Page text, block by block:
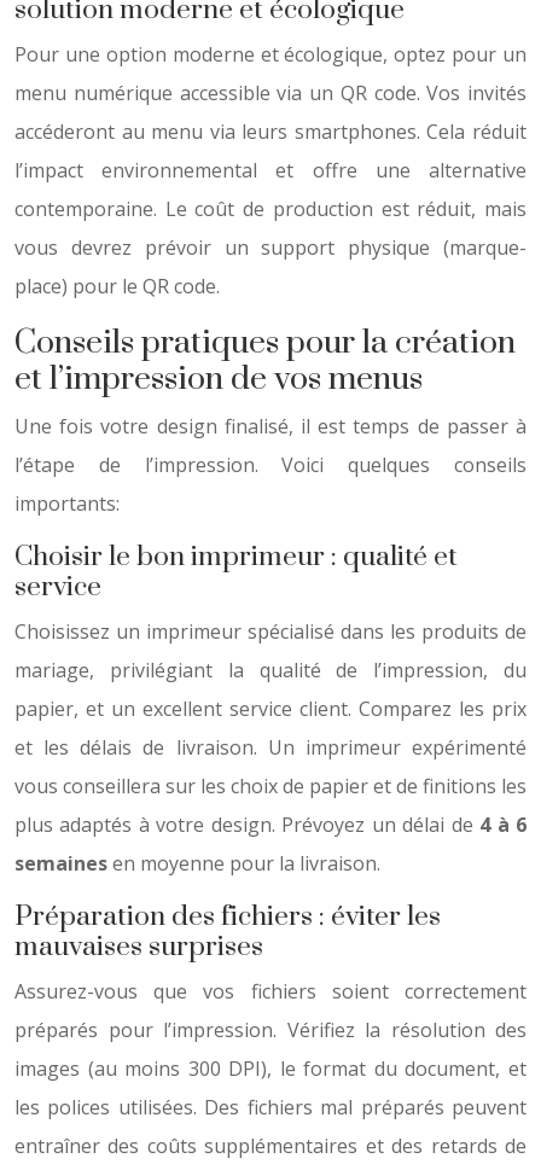
solution moderne et écologique
Pour une option moderne et écologique, optez pour un
menu numérique accessible via un QR code. Vos invités
accéderont au menu via leurs smartphones. Cela réduit
l’impact environnemental et offre une alternative
contemporaine. Le coût de production est réduit, mais
vous devrez prévoir un support physique (marque-
place) pour le QR code.
Conseils pratiques pour la création
et l’impression de vos menus
Une fois votre design finalisé, il est temps de passer à
l’étape de l’impression. Voici quelques conseils
importants:
Choisir le bon imprimeur : qualité et
service
Choisissez un imprimeur spécialisé dans les produits de
mariage, privilégiant la qualité de l’impression, du
papier, et un excellent service client. Comparez les prix
et les délais de livraison. Un imprimeur expérimenté
vous conseillera sur les choix de papier et de finitions les
plus adaptés à votre design. Prévoyez un délai de 4 à 6
semainesen moyenne pour la livraison.
Préparation des fichiers : éviter les
mauvaises surprises
Assurez-vous que vos fichiers soient correctement
préparés pour l’impression. Vérifiez la résolution des
images (au moins 300 DPI), le format du document, et
les polices utilisées. Des fichiers mal préparés peuvent
entraîner des coûts supplémentaires et des retards de